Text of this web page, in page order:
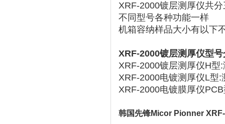
XRF-2000镀层测厚仪共
不同型号各种功能一样
机箱容纳样品大小有以下
XRF-2000镀层测厚仪型号
XRF-2000镀层测厚仪H型
XRF-2000电镀测厚仪L型
XRF-2000电镀膜厚仪
韩国先锋Micor Pionner